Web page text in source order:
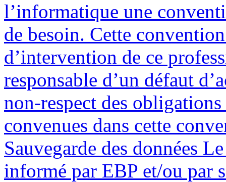
l’informatique une
de besoin. Cette
d’intervention de ce
responsable d’un défaut
non-respect des
convenues dans cette
Sauvegarde des données
informé par EBP et/ou par